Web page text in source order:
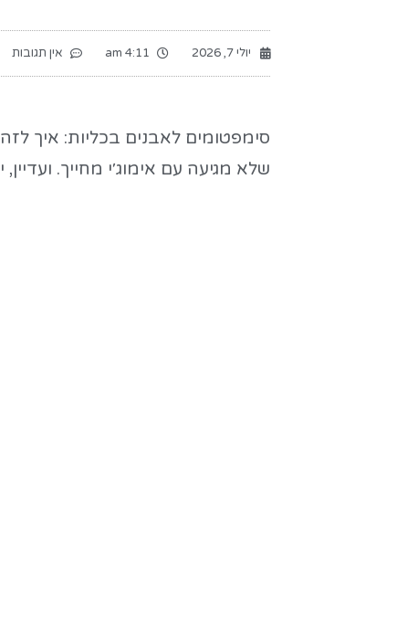
יולי 7, 2026 4:11 am אין תגובות
סימפטומים לאבנים בכליות: איך
שלא מגיעה עם אימוג׳י מחייך.